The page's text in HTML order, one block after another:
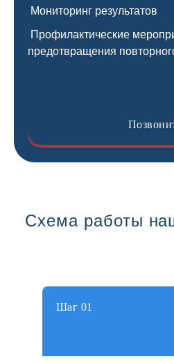
Мониторинг результатов
Профилактические
предотвращения
Схема работы
Шаг 01